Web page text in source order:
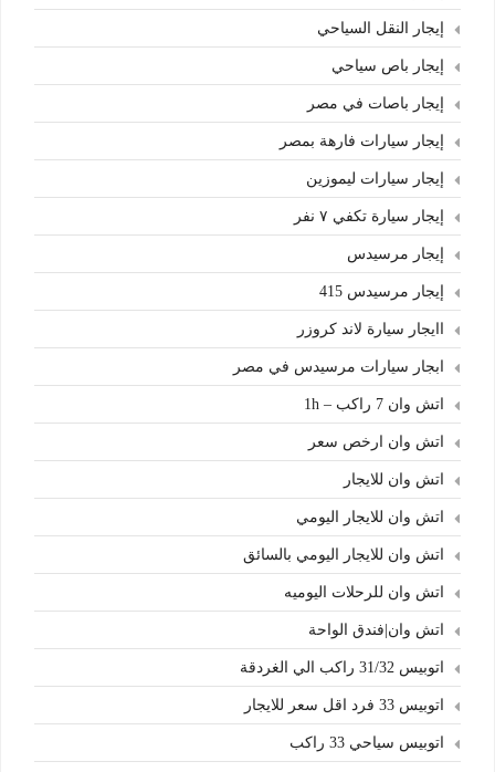
إيجار النقل السياحي
إيجار باص سياحي
إيجار باصات في مصر
إيجار سيارات فارهة بمصر
إيجار سيارات ليموزين
إيجار سيارة تكفي ٧ نفر
إيجار مرسيدس
إيجار مرسيدس 415
اايجار سيارة لاند كروزر
ابجار سيارات مرسيدس في مصر
اتش وان 7 راكب – 1h
اتش وان ارخص سعر
اتش وان للايجار
اتش وان للايجار اليومي
اتش وان للايجار اليومي بالسائق
اتش وان للرحلات اليوميه
اتش وان|فندق الواحة
اتوبيس 31/32 راكب الي الغردقة
اتوبيس 33 فرد اقل سعر للايجار
اتوبيس سياحي 33 راكب